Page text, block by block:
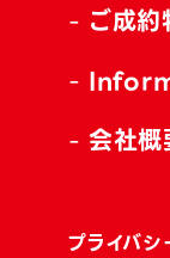
ご成
会社概
プライバシ